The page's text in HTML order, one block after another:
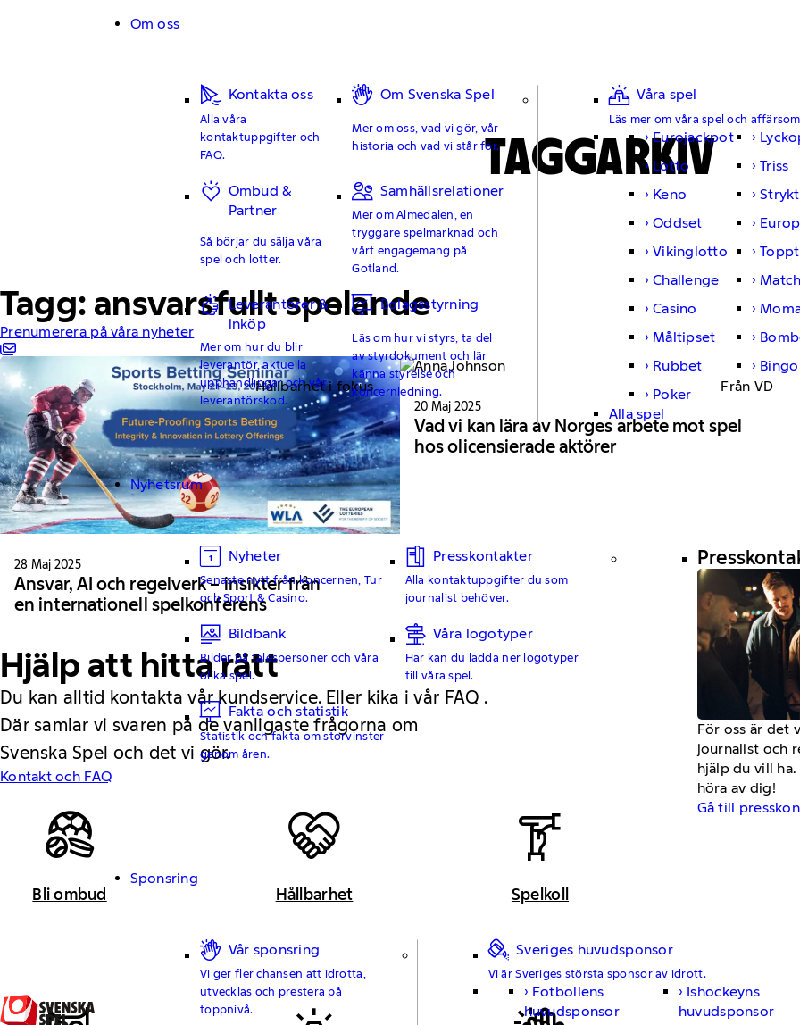
Om oss
Kontakta oss
Alla våra
kontaktuppgifter och
FAQ.
Om Svenska Spel
Mer om oss, vad vi gör, vår
historia och vad vi står för.
Ombud &
Partner
Så börjar du sälja våra
spel och lotter.
Samhällsrelationer
Mer om Almedalen, en
tryggare spelmarknad och
vårt engagemang på
Gotland.
Leverantörer &
inköp
Mer om hur du blir
leverantör, aktuella
upphandlingar och vår
leverantörskod.
Bolagsstyrning
Läs om hur vi styrs, ta del
av styrdokument och lär
känna styrelse och
koncernledning.
Våra spel
Läs mer om våra spel och
Eurojackpot
Lotto
Triss
Keno
Oddset
Vikinglotto
Challenge
Casino
Måltipset
Rubbet
Bingo
Poker
Alla spel
Nyhetsrum
Nyheter
Senaste nytt från koncernen, Tur
och Sport & Casino.
Presskontakter
Alla kontaktuppgifter du som
journalist behöver.
Bildbank
Bilder på talespersoner och våra
olika spel.
Våra logotyper
Här kan du ladda ner logotyper
till våra spel.
Fakta och statistik
Statistik och fakta om storvinster
genom åren.
För oss är det
journalist och
hjälp du vill
höra av dig!
Gå till
Sponsring
Vår sponsring
Vi ger fler chansen att idrotta,
utvecklas och prestera på
toppnivå.
Sveriges huvudsponsor
Vi är Sveriges största sponsor av idrott.
Fotbollens
huvudsponsor
Ishockeyns
huvudsponsor
Sök
TAGGARKIV
Tagg: ansvarsfullt spelande
Prenumerera på våra nyheter
Hållbarhet i fokus
28 Maj 2025
Ansvar, AI och regelverk – insikter från
en internationell spelkonferens
Från VD
20 Maj 2025
Vad vi kan lära av Norges arbete mot spel
hos olicensierade aktörer
Hjälp att hitta rätt
Du kan alltid kontakta vår kundservice. Eller kika i vår FAQ .
Där samlar vi svaren på de vanligaste frågorna om
Svenska Spel och det vi gör.
Kontakt och FAQ
Bli ombud Hållbarhet Spelkoll